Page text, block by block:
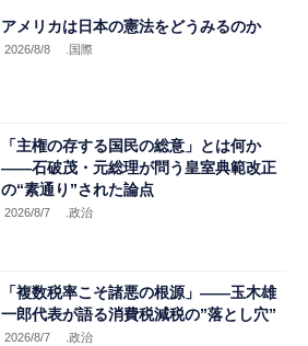
アメリカは日本の憲法をどうみるのか
2026/8/8 .国際
「主権の存する国民の総意」とは何か
――石破茂・元総理が問う皇室典範改正
の“素通り”された論点
2026/8/7 .政治
「複数税率こそ諸悪の根源」――玉木雄
一郎代表が語る消費税減税の”落とし穴”
2026/8/7 .政治